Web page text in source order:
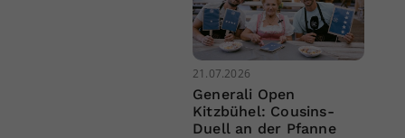
21.07.2026
Generali Open
Kitzbühel: Cousins-
Duell an der Pfanne